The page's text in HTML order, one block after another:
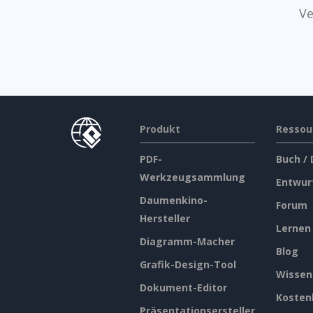
Produkt
PDF-
Werkzeugsammlung
Daumenkino-
Hersteller
Diagramm-Macher
Grafik-Design-Tool
Dokument-Editor
Buch /
Forum
Lernen
Blog
Wissen